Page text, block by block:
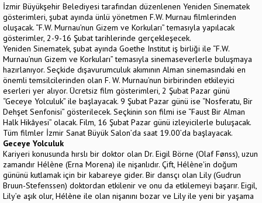
İzmir Büyükşehir Belediyesi tarafından düzenlenen Yeniden Sinematek
gösterimleri, şubat ayında ünlü yönetmen F.W. Murnau filmlerinden
oluşacak. “F.W. Murnau’nun Gizem ve Korkuları” temasıyla yapılacak
gösterimler, 2-9-16 Şubat tarihlerinde gerçekleşecek.
Yeniden Sinematek, şubat ayında Goethe Institut iş birliği ile “F.W.
Murnau’nun Gizem ve Korkuları” temasıyla sinemaseverlerle buluşmaya
hazırlanıyor. Seçkide dışavurumculuk akımının Alman sinemasındaki en
önemli temsilcilerinden olan F. W. Murnau’nun birbirinden etkileyici
eserleri yer alıyor. Ücretsiz film gösterimleri, 2 Şubat Pazar günü
“Geceye Yolculuk” ile başlayacak. 9 Şubat Pazar günü ise “Nosferatu, Bir
Dehşet Senfonisi” gösterilecek. Seçkinin son filmi ise “Faust Bir Alman
Halk Hikâyesi” olacak. Film, 16 Şubat Pazar günü izleyicilerle buluşacak.
Tüm filmler İzmir Sanat Büyük Salon’da saat 19.00’da başlayacak.
Geceye Yolculuk
Kariyeri konusunda hırslı bir doktor olan Dr. Eigil Börne (Olaf Fønss), uzun
zamandır Hélène (Erna Morena) ile nişanlıdır. Çift, Hélène'in doğum
gününü kutlamak için bir kabareye gider. Bir dansçı olan Lily (Gudrun
Bruun-Stefenssen) doktordan etkilenir ve onu da etkilemeyi başarır. Eigil,
Lily’e aşık olur, Hélène ile olan nişanını bozar ve Lily ile yeni bir yaşama